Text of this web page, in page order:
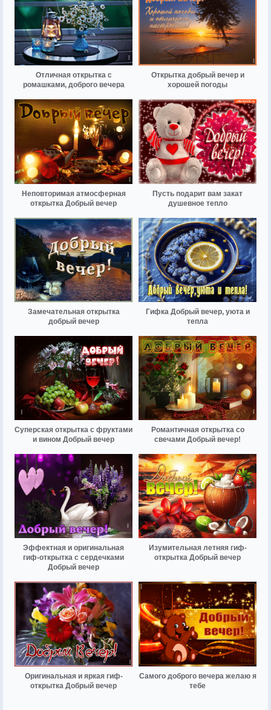
Отличная открытка с
ромашками, доброго вечера
Открытка добрый вечер и
хорошей погоды
Неповторимая атмосферная
открытка Добрый вечер
Пусть подарит вам закат
душевное тепло
Замечательная открытка
добрый вечер
Гифка Добрый вечер, уюта и
тепла
Суперская открытка с фруктами
и вином Добрый вечер
Романтичная открытка со
свечами Добрый вечер!
Эффектная и оригинальная
гиф-открытка с сердечками
Добрый вечер
Изумительная летняя гиф-
открытка Добрый вечер
Оригинальная и яркая гиф-
открытка Добрый вечер
Самого доброго вечера желаю я
тебе